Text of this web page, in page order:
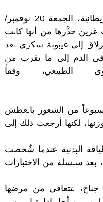
البريطانية، الجمعة 20 نوفمبر/
فإن طبيب غرين حذَّرها من أنها كانت
إلى غيبوبة سكري بعد
الدم إلى ما يقرب من
الطبيعي، وفقاً
من الشعور بالعطش
لكنها أرجعت ذلك إلى
البدنية عندما شُخصت
سلسلة من الاختبارات
جناح، لتتعافى من مرضها